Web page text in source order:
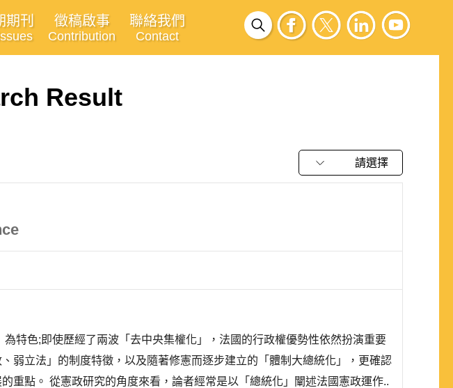
期刊 徵稿啟事
Contribution
聯絡我們
Contact
Result
請選擇
特色;即使歷經了兩波「去中央集權化」，法國的行政權優勢性依然扮演重要
弱立法」的制度特徵，以及隨著修憲而逐步建立的「體制大總統化」，更確認
重點。 從憲政研究的角度來看，論者經常是以「總統化」闡述法國憲政運作..